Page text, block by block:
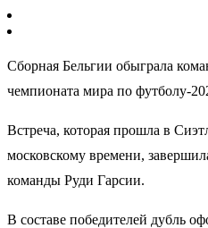
Сборная Бельгии обыграла
чемпионата мира по футболу-
Встреча, которая прошла в
московскому времени,
команды Руди Гарсии.
В составе победителей дубль